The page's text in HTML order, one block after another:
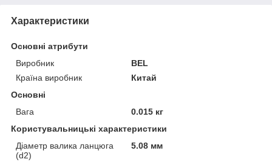
Характеристики
Основні атрибути
Виробник
BEL
Країна виробник
Китай
Основні
Вага
0.015 кг
Користувальницькі характеристики
Діаметр валика ланцюга
(d2)
5.08 мм